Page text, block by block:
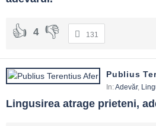
4 131
Publius
In:Adevăr,
Lingusirea atrage prieteni,